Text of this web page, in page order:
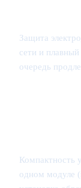
Защита
сети и
очередь
Компактность
одном модуле